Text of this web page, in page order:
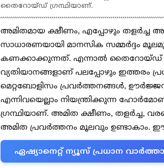
തൈറോയ്ഡ് ഗ്രന്ഥിയാണ്.
അമിതമായ ക്ഷീണം, എപ്പോഴും തളർച്ച
സാധാരണയായി മാനസിക സമ്മർദ്ദം
കണക്കാക്കുന്നത്. എന്നാൽ
വ്യതിയാനങ്ങളാണ് പലപ്പോഴും ഇത്തരം
മെറ്റബോളിസം പ്രവർത്തനങ്ങൾ,
എന്നിവയെല്ലാം നിയന്ത്രിക്കുന്ന
ഗ്രന്ഥിയാണ്. അമിത ക്ഷീണം, തളർച്ച,
അമിത പ്രവർത്തനം മൂലവും
ഏഷ്യാനെറ്റ് ന്യൂസ് പ്രധാന